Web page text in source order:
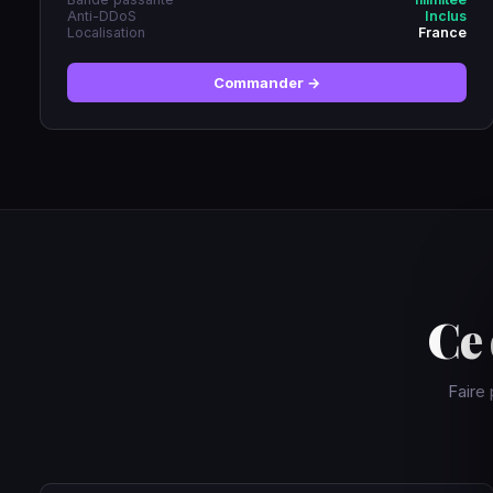
Anti-DDoS
Inclus
Localisation
France
Commander →
Ce
Faire